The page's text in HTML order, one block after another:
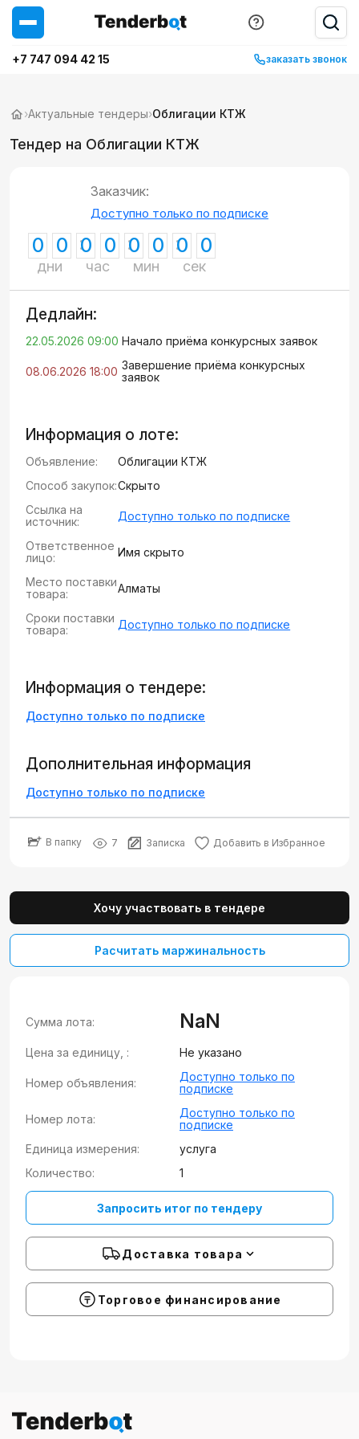
+7 747 094 42 15 заказать звонок
›Актуальные тендеры›Облигации КТЖ
Тендер на Облигации КТЖ
Заказчик:
Доступно только по подписке
0 0
дни
0 0
час
0 0
мин
0 0
сек
Дедлайн:
22.05.2026 09:00 Начало приёма конкурсных заявок
08.06.2026 18:00 Завершение приёма конкурсных
заявок
Информация о лоте:
Объявление:
Облигации КТЖ
Способ закупок:Скрыто
Ссылка на
источник:
Доступно только по подписке
Ответственное
лицо:
Имя скрыто
Место поставки
товара:
Алматы
Сроки поставки
товара:
Доступно только по подписке
Информация о тендере:
Доступно только по подписке
Дополнительная информация
Доступно только по подписке
В папку 7 Записка Добавить в Избранное
Хочу участвовать в тендере
Расчитать маржинальность
Сумма лота: NaN
Цена за единицу, : Не указано
Номер объявления:
Доступно только по
подписке
Номер лота:
Доступно только по
подписке
Единица измерения:
услуга
Количество:
1
Запросить итог по тендеру
Доставка товара
Торговое финансирование